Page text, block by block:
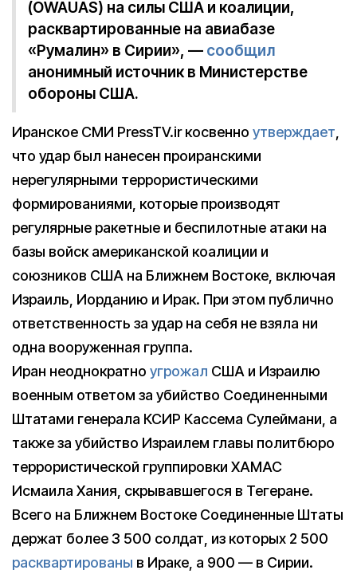
(OWAUAS) на силы США и коалиции,
расквартированные на авиабазе
«Румалин» в Сирии», — сообщил
анонимный источник в Министерстве
обороны США.
Иранское СМИ PressTV.ir косвенно утверждает,
что удар был нанесен проиранскими
нерегулярными террористическими
формированиями, которые производят
регулярные ракетные и беспилотные атаки на
базы войск американской коалиции и
союзников США на Ближнем Востоке, включая
Израиль, Иорданию и Ирак. При этом публично
ответственность за удар на себя не взяла ни
одна вооруженная группа.
Иран неоднократно угрожал США и Израилю
военным ответом за убийство Соединенными
Штатами генерала КСИР Кассема Сулеймани, а
также за убийство Израилем главы политбюро
террористической группировки ХАМАС
Исмаила Хания, скрывавшегося в Тегеране.
Всего на Ближнем Востоке Соединенные Штаты
держат более 3 500 солдат, из которых 2 500
расквартированы в Ираке, а 900 — в Сирии.